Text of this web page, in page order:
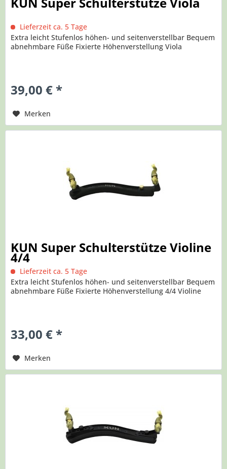
Lieferzeit ca. 5 Tage
Extra leicht Stufenlos höhen- und seitenverstellbar Bequem
abnehmbare Füße Fixierte Höhenverstellung Viola
39,00 € *
Merken
KUN Super Schulterstütze Violine
4/4
Lieferzeit ca. 5 Tage
Extra leicht Stufenlos höhen- und seitenverstellbar Bequem
abnehmbare Füße Fixierte Höhenverstellung 4/4 Violine
33,00 € *
Merken